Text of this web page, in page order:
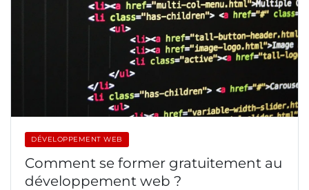
DÉVELOPPEMENT WEB
Comment se former gratuitement au
développement web ?